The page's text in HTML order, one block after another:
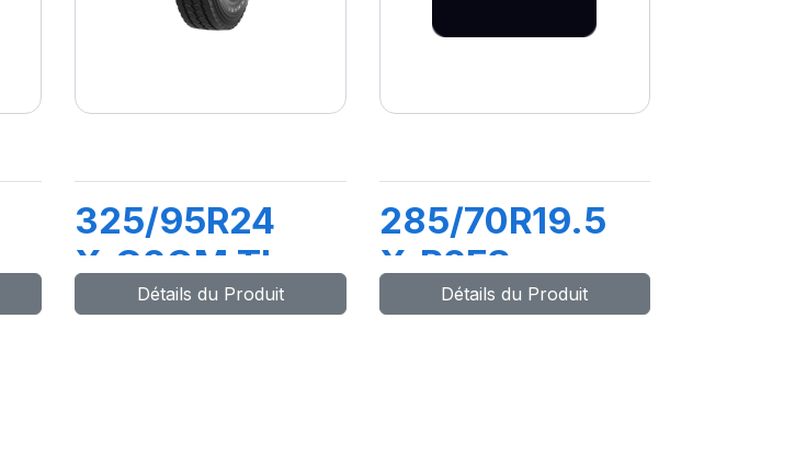
325/95R24
X.G2OM TL
162/160K M+S
Détails du Produit
285/70R19.5
X.R2FS
146/144L M+S
Détails du Produit